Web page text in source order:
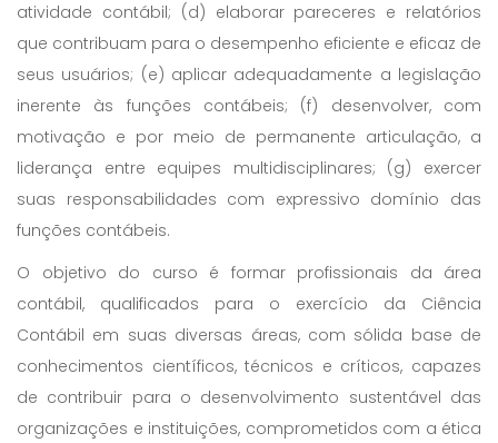
atividade contábil; (d) elaborar pareceres e relatórios
que contribuam para o desempenho eficiente e eficaz de
seus usuários; (e) aplicar adequadamente a legislação
inerente às funções contábeis; (f) desenvolver, com
motivação e por meio de permanente articulação, a
liderança entre equipes multidisciplinares; (g) exercer
suas responsabilidades com expressivo domínio das
funções contábeis.
O objetivo do curso é formar profissionais da área
contábil, qualificados para o exercício da Ciência
Contábil em suas diversas áreas, com sólida base de
conhecimentos científicos, técnicos e críticos, capazes
de contribuir para o desenvolvimento sustentável das
organizações e instituições, comprometidos com a ética